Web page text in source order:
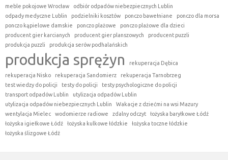
meble pokojowe Wrocław
odbiór odpadów niebezpiecznych Lublin
odpady medyczne Lublin
podzielniki kosztów ponczo bawełniane
ponczo dla morsa
ponczo kąpielowe damskie
ponczo plażowe
ponczo plażowe dla dzieci
producent gier karcianych
producent gier planszowych
producent puzzli
produkcja puzzli
produkcja serów podhalańskich
produkcja sprężyn
rekuperacja Dębica
rekuperacja Nisko
rekuperacja Sandomierz
rekuperacja Tarnobrzeg
test wiedzy do policji
testy do policji
testy psychologiczne do policji
transport odpadów Lublin
utylizacja odpadów Lublin
utylizacja odpadów niebezpiecznych Lublin
Wakacje z dziećmi na wsi Mazury
wentylacja Mielec
wodomierze radiowe zdalny odczyt
łożyska baryłkowe Łódź
łożyska igiełkowe Łódź
łożyska kulkowe łódzkie
łożyska toczne łódzkie
łożyska ślizgowe Łódź